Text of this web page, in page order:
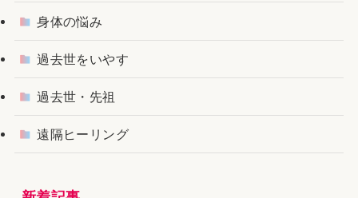
身体の悩み
過去世をいやす
過去世・先祖
遠隔ヒーリング